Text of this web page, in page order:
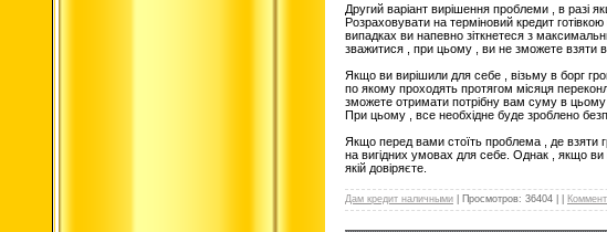
Другий варіант вирішення проблеми , в разі
Розраховувати на терміновий кредит
випадках ви напевно зіткнетеся з
зважитися , при цьому , ви не зможете взяти
Якщо ви вирішили для себе , візьму в борг
по якому проходять протягом місяця
зможете отримати потрібну вам суму в цьому
При цьому , все необхідне буде зроблено
Якщо перед вами стоїть проблема , де взяти
на вигідних умовах для себе. Однак , якщо ви
якій довіряєте.
Дам кредит наличными Просмотров: 36404